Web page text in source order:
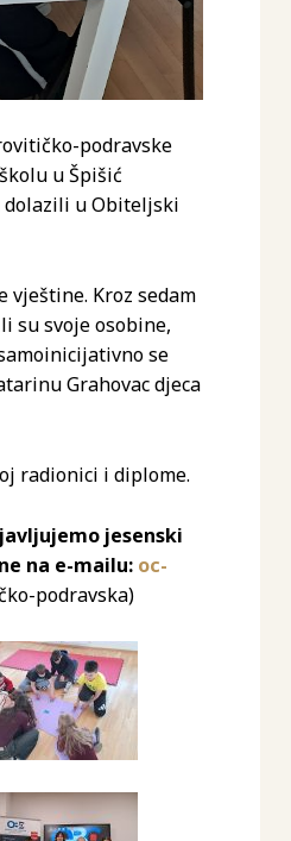
podravske
u Špišić
dolazili u Obiteljski
vještine. Kroz sedam
su svoje osobine,
se
Grahovac djeca
radionici i diplome.
jesenski
na e-mailu: oc-
podravska)